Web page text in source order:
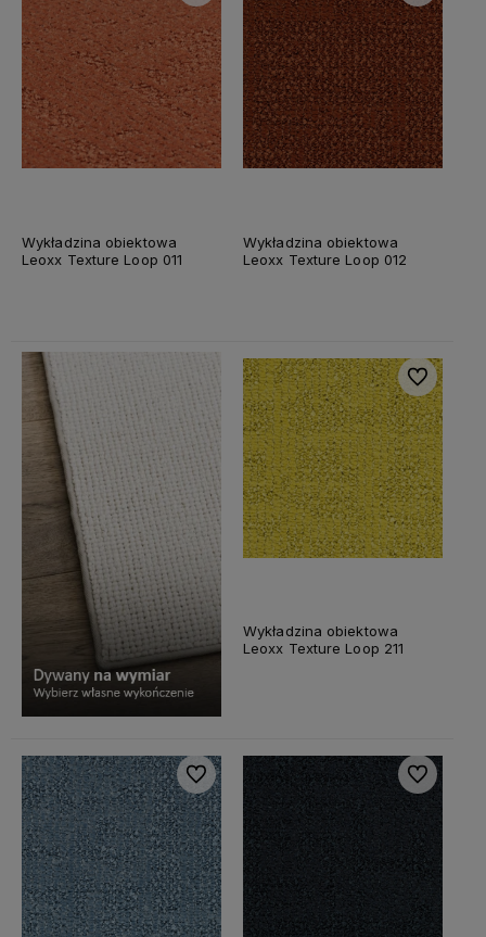
Wykładzina obiektowa
Leoxx Texture Loop 011
Wykładzina obiektowa
Leoxx Texture Loop 012
Wykładzina obiektowa
Leoxx Texture Loop 211
Do
Do ulubionych Do